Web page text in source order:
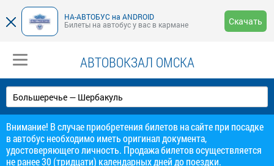
НА-АВТОБУС на ANDROID
Билеты на автобус у вас в кармане
Скачать
АВТОВОКЗАЛ ОМСКА
Внимание! В случае приобретения билетов на сайте при посадке
в автобус необходимо иметь оригинал документа,
удостоверяющего личность. Продажа билетов осуществляется
не ранее 30 (тридцати) календарных дней до поездки.